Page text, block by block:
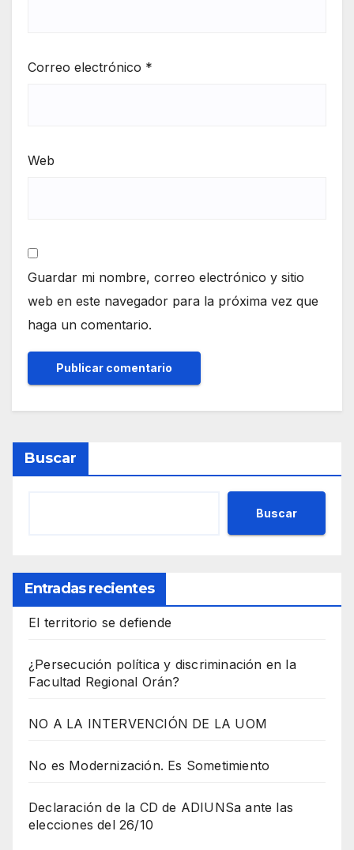
Correo electrónico *
Web
Guardar mi nombre, correo electrónico y sitio
web en este navegador para la próxima vez que
haga un comentario.
Buscar
Buscar
Entradas recientes
El territorio se defiende
¿Persecución política y discriminación en la
Facultad Regional Orán?
NO A LA INTERVENCIÓN DE LA UOM
No es Modernización. Es Sometimiento
Declaración de la CD de ADIUNSa ante las
elecciones del 26/10